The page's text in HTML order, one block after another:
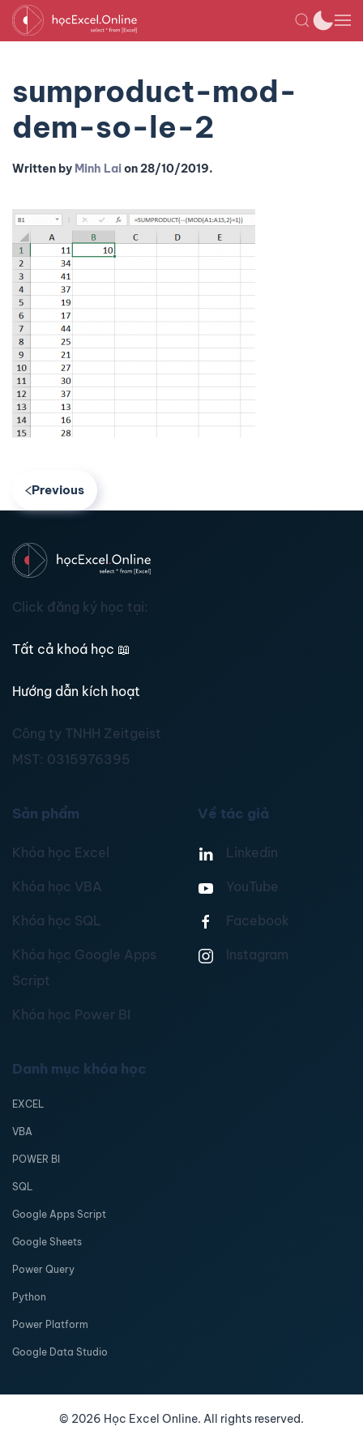
sumproduct-mod-
dem-so-le-2
Written by Minh Laion28/10/2019.
Previous
Click đăng ký học tại:
Tất cả khoá học 📖
Hướng dẫn kích hoạt
Công ty TNHH Zeitgeist
MST: 0315976395
Sản phẩm
Khóa học Excel
Khóa học VBA
Khóa học SQL
Khóa học Google Apps
Script
Khóa học Power BI
Về tác giả
Linkedin
YouTube
Facebook
Instagram
Danh mục khóa học
EXCEL
VBA
POWER BI
SQL
Google Apps Script
Google Sheets
Power Query
Python
Power Platform
Google Data Studio
© 2026 Học Excel Online. All rights reserved.